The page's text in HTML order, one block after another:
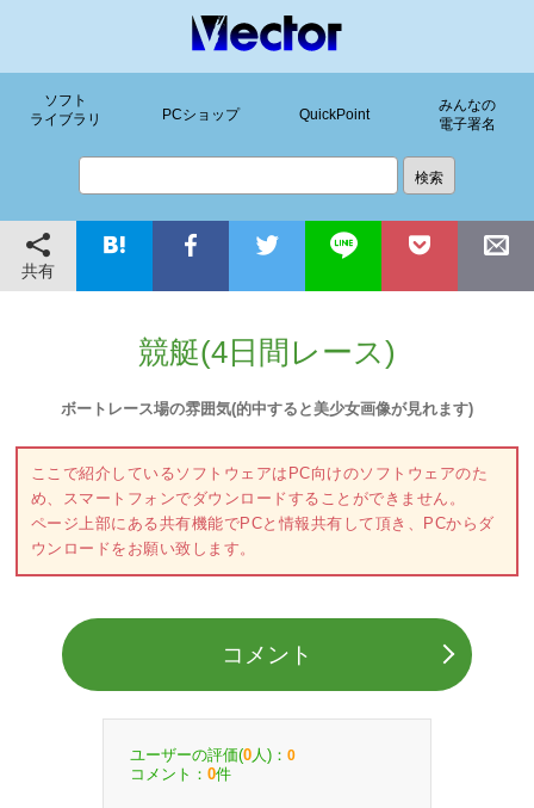
ソフト
ライブラリ
PCショップ QuickPoint
みんなの
電子署名
共有
競艇(4日間レース)
ボートレース場の雰囲気(的中すると美少女画像が見れます)
ここで紹介しているソフトウェアはPC向けのソフトウェアのた
め、スマートフォンでダウンロードすることができません。
ページ上部にある共有機能でPCと情報共有して頂き、PCからダ
ウンロードをお願い致します。
コメント
ユーザーの評価(0 人)： 0
コメント： 0件